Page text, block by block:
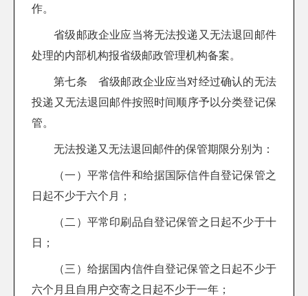
作。
省级邮政企业应当将无法投递又无法退回邮件
处理的内部机构报省级邮政管理机构备案。
第七条 省级邮政企业应当对经过确认的无法
投递又无法退回邮件按照时间顺序予以分类登记保
管。
无法投递又无法退回邮件的保管期限分别为：
（一）平常信件和给据国际信件自登记保管之
日起不少于六个月；
（二）平常印刷品自登记保管之日起不少于十
日；
（三）给据国内信件自登记保管之日起不少于
六个月且自用户交寄之日起不少于一年；